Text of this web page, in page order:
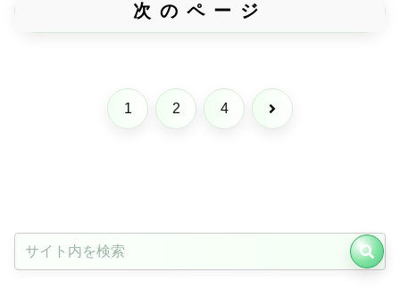
次のページ
1 2 4 次